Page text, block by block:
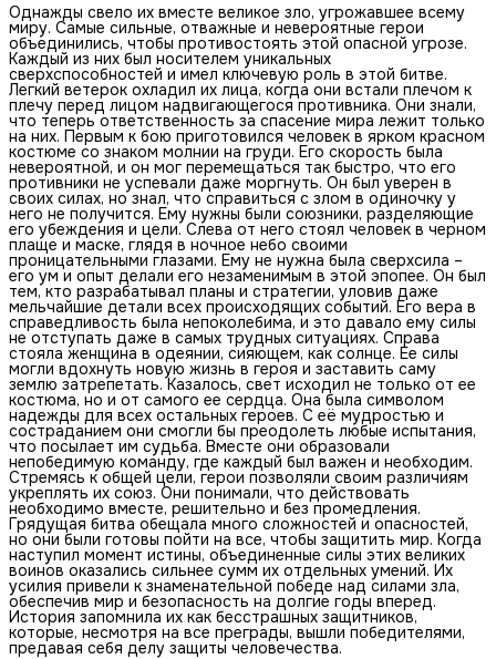
Однажды свело их вместе великое зло, угрожавшее всему
миру. Самые сильные, отважные и невероятные герои
объединились, чтобы противостоять этой опасной угрозе.
Каждый из них был носителем уникальных
сверхспособностей и имел ключевую роль в этой битве.
Легкий ветерок охладил их лица, когда они встали плечом к
плечу перед лицом надвигающегося противника. Они знали,
что теперь ответственность за спасение мира лежит только
на них. Первым к бою приготовился человек в ярком красном
костюме со знаком молнии на груди. Его скорость была
невероятной, и он мог перемещаться так быстро, что его
противники не успевали даже моргнуть. Он был уверен в
своих силах, но знал, что справиться с злом в одиночку у
него не получится. Ему нужны были союзники, разделяющие
его убеждения и цели. Слева от него стоял человек в черном
плаще и маске, глядя в ночное небо своими
проницательными глазами. Ему не нужна была сверхсила –
его ум и опыт делали его незаменимым в этой эпопее. Он был
тем, кто разрабатывал планы и стратегии, уловив даже
мельчайшие детали всех происходящих событий. Его вера в
справедливость была непоколебима, и это давало ему силы
не отступать даже в самых трудных ситуациях. Справа
стояла женщина в одеянии, сияющем, как солнце. Ее силы
могли вдохнуть новую жизнь в героя и заставить саму
землю затрепетать. Казалось, свет исходил не только от ее
костюма, но и от самого ее сердца. Она была символом
надежды для всех остальных героев. С её мудростью и
состраданием они смогли бы преодолеть любые испытания,
что посылает им судьба. Вместе они образовали
непобедимую команду, где каждый был важен и необходим.
Стремясь к общей цели, герои позволяли своим различиям
укреплять их союз. Они понимали, что действовать
необходимо вместе, решительно и без промедления.
Грядущая битва обещала много сложностей и опасностей,
но они были готовы пойти на все, чтобы защитить мир. Когда
наступил момент истины, объединенные силы этих великих
воинов оказались сильнее сумм их отдельных умений. Их
усилия привели к знаменательной победе над силами зла,
обеспечив мир и безопасность на долгие годы вперед.
История запомнила их как бесстрашных защитников,
которые, несмотря на все преграды, вышли победителями,
предавая себя делу защиты человечества.